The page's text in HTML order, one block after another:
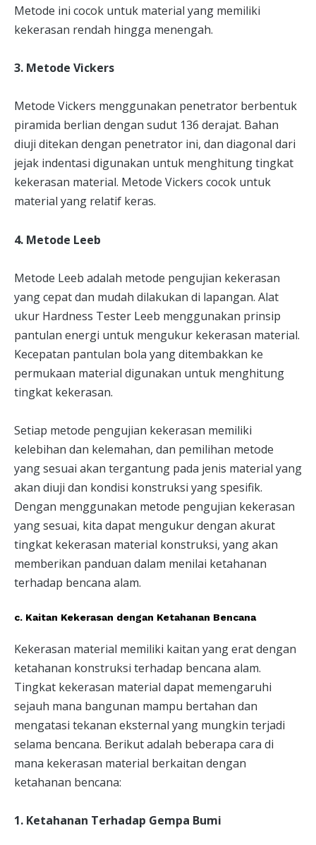
Metode ini cocok untuk material yang memiliki
kekerasan rendah hingga menengah.
3. Metode Vickers
Metode Vickers menggunakan penetrator berbentuk
piramida berlian dengan sudut 136 derajat. Bahan
diuji ditekan dengan penetrator ini, dan diagonal dari
jejak indentasi digunakan untuk menghitung tingkat
kekerasan material. Metode Vickers cocok untuk
material yang relatif keras.
4. Metode Leeb
Metode Leeb adalah metode pengujian kekerasan
yang cepat dan mudah dilakukan di lapangan. Alat
ukur Hardness Tester Leeb menggunakan prinsip
pantulan energi untuk mengukur kekerasan material.
Kecepatan pantulan bola yang ditembakkan ke
permukaan material digunakan untuk menghitung
tingkat kekerasan.
Setiap metode pengujian kekerasan memiliki
kelebihan dan kelemahan, dan pemilihan metode
yang sesuai akan tergantung pada jenis material yang
akan diuji dan kondisi konstruksi yang spesifik.
Dengan menggunakan metode pengujian kekerasan
yang sesuai, kita dapat mengukur dengan akurat
tingkat kekerasan material konstruksi, yang akan
memberikan panduan dalam menilai ketahanan
terhadap bencana alam.
c. Kaitan Kekerasan dengan Ketahanan Bencana
Kekerasan material memiliki kaitan yang erat dengan
ketahanan konstruksi terhadap bencana alam.
Tingkat kekerasan material dapat memengaruhi
sejauh mana bangunan mampu bertahan dan
mengatasi tekanan eksternal yang mungkin terjadi
selama bencana. Berikut adalah beberapa cara di
mana kekerasan material berkaitan dengan
ketahanan bencana:
1. Ketahanan Terhadap Gempa Bumi